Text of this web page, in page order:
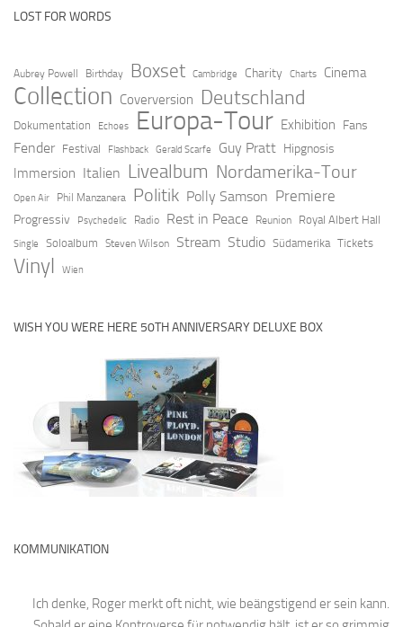
LOST FOR WORDS
Aubrey Powell Birthday Boxset Cambridge Charity Charts Cinema
Collection Coverversion Deutschland
Dokumentation Echoes Europa-Tour Exhibition Fans
Fender Festival Flashback Gerald Scarfe Guy Pratt Hipgnosis
Immersion Italien Livealbum Nordamerika-Tour
Open Air Phil Manzanera Politik Polly Samson Premiere
Progressiv Psychedelic Radio Rest in Peace Reunion Royal Albert Hall
Single Soloalbum Steven Wilson Stream Studio Südamerika Tickets
Vinyl Wien
WISH YOU WERE HERE 50TH ANNIVERSARY DELUXE BOX
KOMMUNIKATION
Ich denke, Roger merkt oft nicht, wie beängstigend er sein kann.